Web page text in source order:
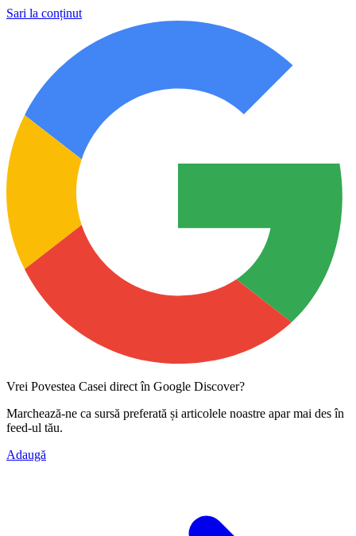
Sari la conținut
Vrei Povestea Casei direct în Google Discover?
Marchează-ne ca sursă preferată și articolele noastre apar mai des în
feed-ul tău.
Adaugă